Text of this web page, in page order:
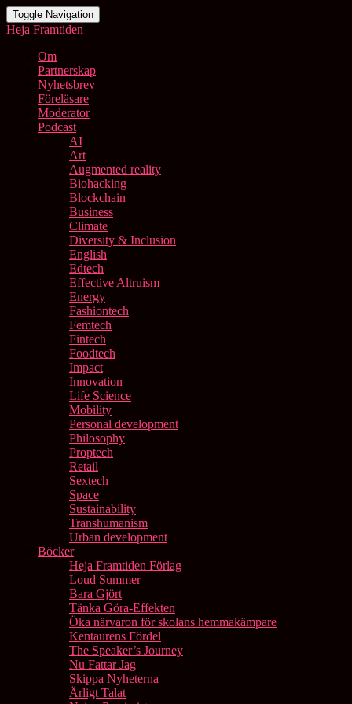
Toggle Navigation
Heja Framtiden
Om
Partnerskap
Nyhetsbrev
Föreläsare
Moderator
Podcast
AI
Art
Augmented reality
Biohacking
Blockchain
Business
Climate
Diversity & Inclusion
English
Edtech
Effective Altruism
Energy
Fashiontech
Femtech
Fintech
Foodtech
Impact
Innovation
Life Science
Mobility
Personal development
Philosophy
Proptech
Retail
Sextech
Space
Sustainability
Transhumanism
Urban development
Böcker
Heja Framtiden Förlag
Loud Summer
Bara Gjört
Tänka Göra-Effekten
Öka närvaron för skolans hemmakämpare
Kentaurens Fördel
The Speaker’s Journey
Nu Fattar Jag
Skippa Nyheterna
Ärligt Talat